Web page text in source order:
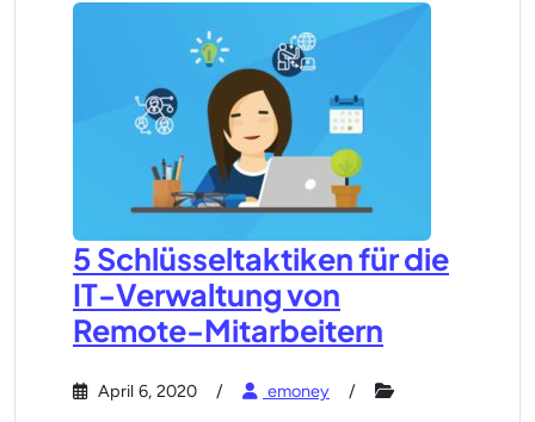
5 Schlüsseltaktiken für die
IT-Verwaltung von
Remote-Mitarbeitern
April 6, 2020 emoney